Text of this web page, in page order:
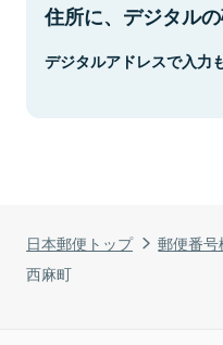
日本郵便トップ 郵便番
西麻町
住所に、デジタルの
デジタルアドレスで入力